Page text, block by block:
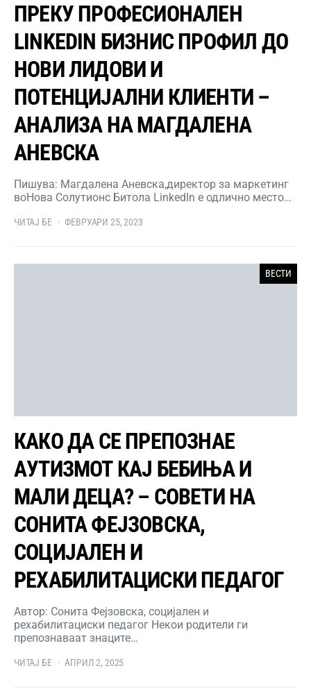
ПРЕКУ ПРОФЕСИОНАЛЕН
LINKEDIN БИЗНИС ПРОФИЛ ДО
НОВИ ЛИДОВИ И
ПОТЕНЦИЈАЛНИ КЛИЕНТИ –
АНАЛИЗА НА МАГДАЛЕНА
АНЕВСКА
Пишува: Магдалена Аневска,директор за маркетинг
воНова Солутионс Битола LinkedIn е одлично место…
ЧИТАЈ БЕ ФЕВРУАРИ 25, 2023
ВЕСТИ
КАКО ДА СЕ ПРЕПОЗНАЕ
АУТИЗМОТ КАЈ БЕБИЊА И
МАЛИ ДЕЦА? – СОВЕТИ НА
СОНИТА ФЕЈЗОВСКА,
СОЦИЈАЛЕН И
РЕХАБИЛИТАЦИСКИ ПЕДАГОГ
Автор: Сонита Фејзовска, социјален и
рехабилитациски педагог Некои родители ги
препознаваат знаците…
ЧИТАЈ БЕ АПРИЛ 2, 2025